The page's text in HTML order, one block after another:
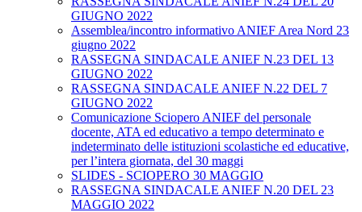
GIUGNO 2022
Assemblea/incontro informativo ANIEF Area Nord 23
giugno 2022
RASSEGNA SINDACALE ANIEF N.23 DEL 13
GIUGNO 2022
RASSEGNA SINDACALE ANIEF N.22 DEL 7
GIUGNO 2022
Comunicazione Sciopero ANIEF del personale
docente, ATA ed educativo a tempo determinato e
indeterminato delle istituzioni scolastiche ed educative,
per l’intera giornata, del 30 maggi
SLIDES - SCIOPERO 30 MAGGIO
RASSEGNA SINDACALE ANIEF N.20 DEL 23
MAGGIO 2022